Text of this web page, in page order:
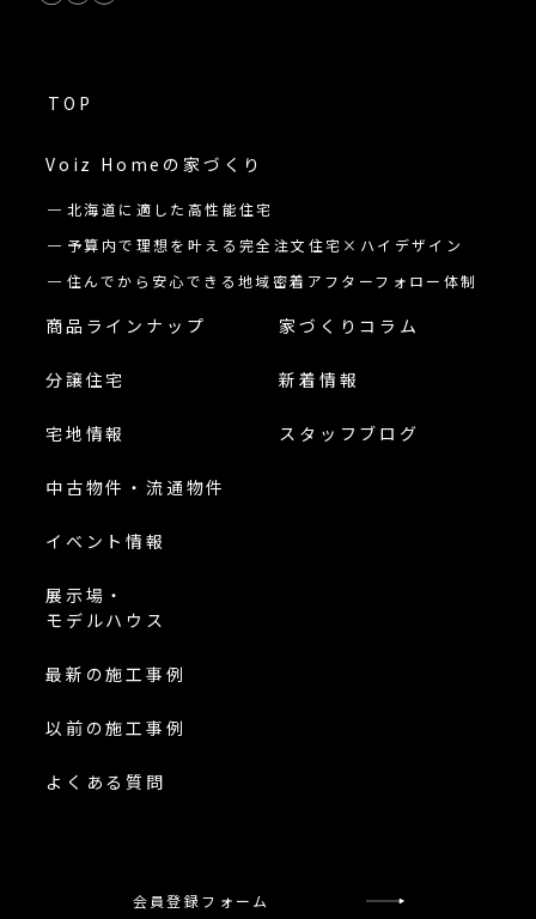
TOP
Voiz Homeの 家づくり
北海道に適した高性能住宅
予算内で理想を叶える完全注文住宅×ハイデザイン
住んでから安心できる地域密着アフターフォロー体制
商品ラインナップ
分譲住宅
宅地情報
中古物件・流通物件
イベント情報
展示場・
モデルハウス
最新の施工事例
以前の施工事例
よくある質問
家づくりコラム
新着情報
スタッフブログ
会員登録フォーム